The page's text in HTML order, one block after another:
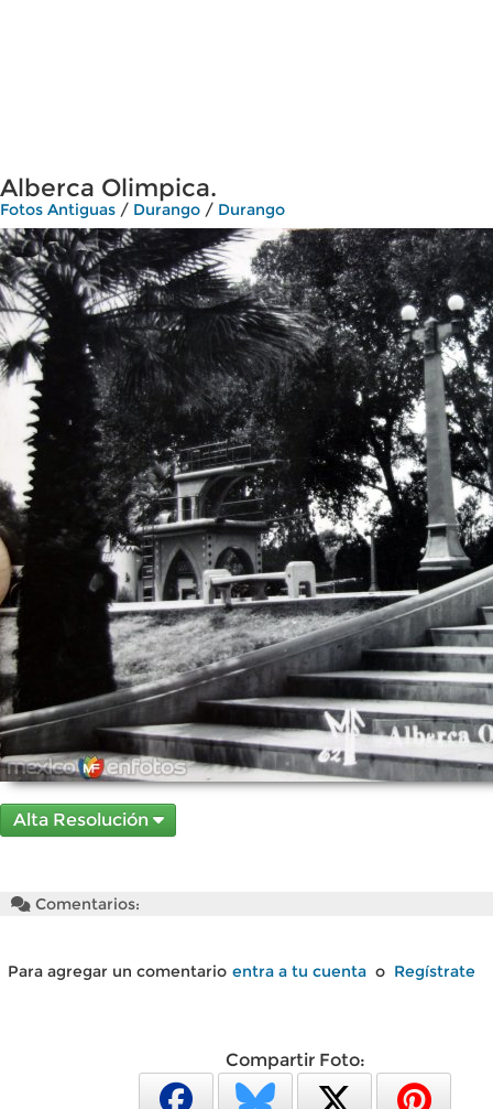
Alberca Olimpica.
Fotos Antiguas / Durango / Durango
Alta Resolución
Comentarios:
Para agregar un comentario entra a tu cuenta o Regístrate
Compartir Foto: